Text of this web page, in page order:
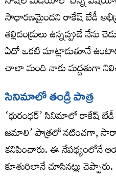
సాధారణమైందని రాకేష్ బేడీ
తల్లిదండ్రులు ఉన్నప్పుడే నేను
ఏదో ఒకటి మాట్లాడుతూనే
చాలా మంది నాకు మద్దతుగా
సినిమాలో తండ్రి పాత్ర
‘ధురంధర్’ సినిమాలో రాకేష్
జమాలి’ పాత్రలో నటించగా, సారా
కనిపించారు. ఈ నేపథ్యంలోనే
కూతురిలానే చూసినట్లు చెప్పారు.